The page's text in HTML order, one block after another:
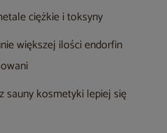
ciężkie i toksyny
większej ilości endorfin
sauny kosmetyki lepiej się